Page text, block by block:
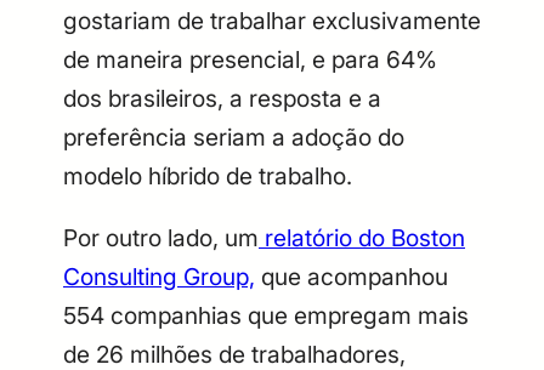
gostariam de trabalhar exclusivamente
de maneira presencial, e para 64%
dos brasileiros, a resposta e a
preferência seriam a adoção do
modelo híbrido de trabalho.
Por outro lado, um relatório do Boston
Consulting Group, que acompanhou
554 companhias que empregam mais
de 26 milhões de trabalhadores,